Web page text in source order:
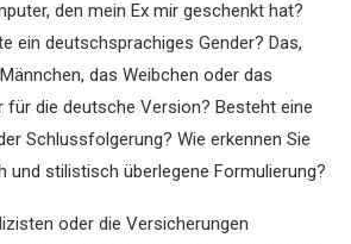
den mein Ex mir geschenkt hat?
ein deutschsprachiges Gender? Das,
das Weibchen oder das
für die deutsche Version? Besteht eine
Schlussfolgerung? Wie erkennen Sie
und stilistisch überlegene Formulierung?
oder die Versicherungen